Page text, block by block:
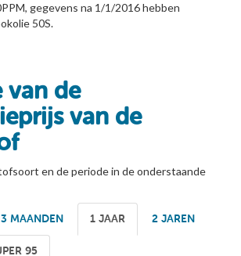
gegevens na 1/1/2016 hebben
50S.
van de
van de
en de periode in de onderstaande
3 MAANDEN 1 JAAR 2 JAREN
95